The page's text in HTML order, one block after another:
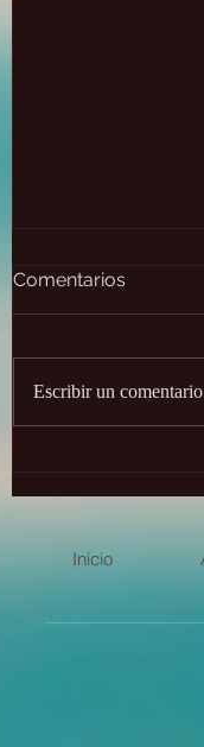
Comentarios
Escribir un
Inicio